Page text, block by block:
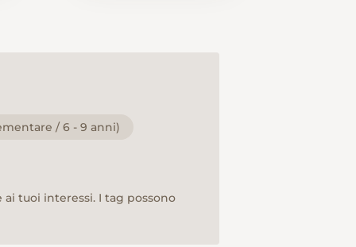
zwischen
versehener Aufstieg
/ 6 - 9 anni)
tuoi interessi. I tag possono